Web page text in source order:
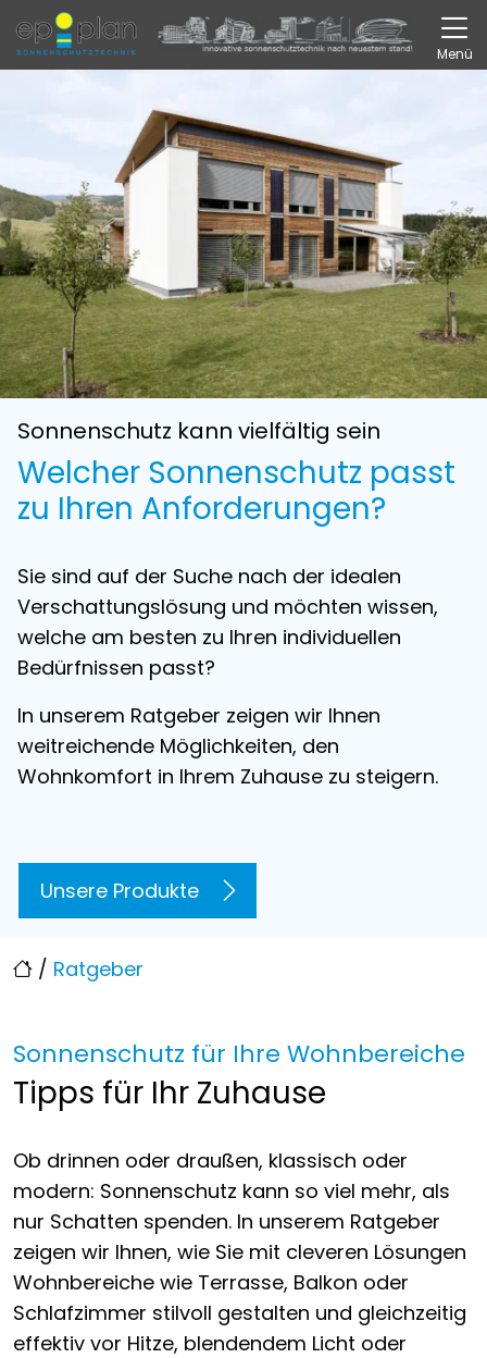
zur Top-Navigation
zur Hauptnavigation
Inhalt springen
zum Footer
Hauptnavigation
Menü
/ Ratgeber
Sonnenschutz kann vielfältig sein
Welcher Sonnenschutz passt
zu Ihren Anforderungen?
Sie sind auf der Suche nach der idealen
Verschattungslösung und möchten wissen,
welche am besten zu Ihren individuellen
Bedürfnissen passt?
In unserem Ratgeber zeigen wir Ihnen
weitreichende Möglichkeiten, den
Wohnkomfort in Ihrem Zuhause zu steigern.
Unsere Produkte
Sonnenschutz für Ihre Wohnbereiche
Tipps für Ihr Zuhause
Ob drinnen oder draußen, klassisch oder
modern: Sonnenschutz kann so viel mehr, als
nur Schatten spenden. In unserem Ratgeber
zeigen wir Ihnen, wie Sie mit cleveren Lösungen
Wohnbereiche wie Terrasse, Balkon oder
Schlafzimmer stilvoll gestalten und gleichzeitig
effektiv vor Hitze, blendendem Licht oder